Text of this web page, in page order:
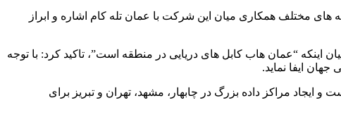
مختلف همکاری میان این شرکت با عمان تله کام اشاره و ابراز
“عمان هاب کابل های دریایی در منطقه است”، تاکید کرد: با توجه
ایفا نماید.
مراکز داده بزرگ در چابهار، مشهد، تهران و تبریز برای